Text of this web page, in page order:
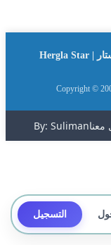
منتديات هرقلة ستار | Hergla Star
Copyright ©
By: Suliman
التسجيل